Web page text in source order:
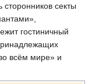
секты
гостиничный
всём мире» и